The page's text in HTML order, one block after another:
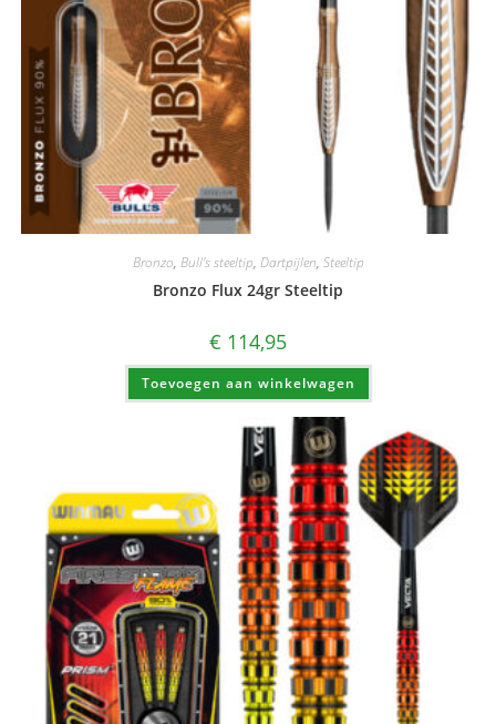
Bronzo, Bull's steeltip, Dartpijlen, Steeltip
Bronzo Flux 24gr Steeltip
€ 114,95
Toevoegen aan winkelwagen